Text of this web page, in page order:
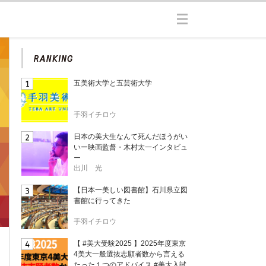
五美術大学と五芸術大学
手羽イチロウ
日本の美大生なんて死んだほうがい
いー映画監督・木村太一インタビュ
ー
出川 光
【日本一美しい図書館】石川県立図
書館に行ってきた
手羽イチロウ
【 #美大受験2025 】2025年度東京
4美大一般選抜志願者数から言える